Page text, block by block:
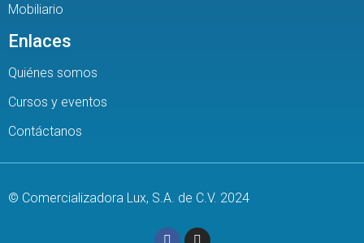
Mobiliario
Enlaces
Quiénes somos
Cursos y eventos
Contáctanos
© Comercializadora Lux, S.A. de C.V. 2024